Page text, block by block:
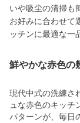
いや吸尘の清掃も
お好みに合わせて
ッチンに最適な一
鮮やかな赤色の
現代中式の洗練さ
ュな赤色のキッチ
パターンが、毎日